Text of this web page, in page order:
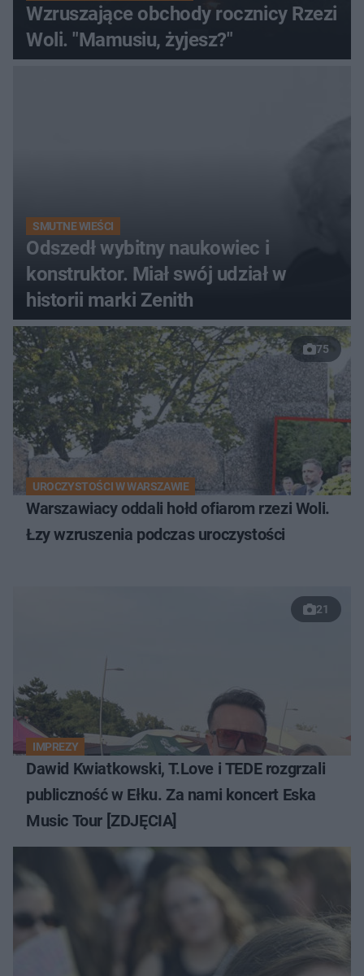
Wzruszające obchody rocznicy Rzezi
Woli. "Mamusiu, żyjesz?"
SMUTNE WIEŚCI
Odszedł wybitny naukowiec i
konstruktor. Miał swój udział w
historii marki Zenith
75
UROCZYSTOŚCI W WARSZAWIE
Warszawiacy oddali hołd ofiarom rzezi Woli.
Łzy wzruszenia podczas uroczystości
21
IMPREZY
Dawid Kwiatkowski, T.Love i TEDE rozgrzali
publiczność w Ełku. Za nami koncert Eska
Music Tour [ZDJĘCIA]